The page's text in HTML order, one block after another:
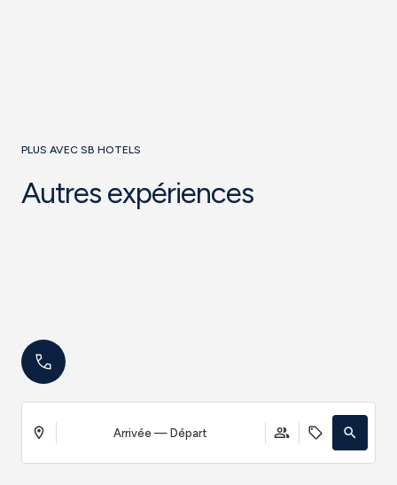
Arrivée — Départ
PLUS AVEC SB HOTELS
Autres expériences